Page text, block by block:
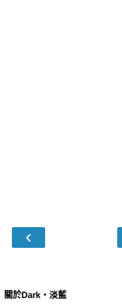
‹
關於Dark‧淡藍